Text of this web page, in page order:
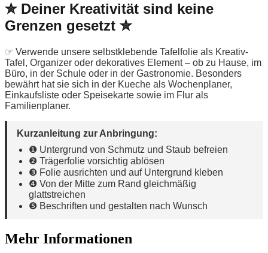
✮ Deiner Kreativität sind keine
Grenzen gesetzt ✮
☞ Verwende unsere selbstklebende Tafelfolie als Kreativ-
Tafel, Organizer oder dekoratives Element – ob zu Hause, im
Büro, in der Schule oder in der Gastronomie. Besonders
bewährt hat sie sich in der Kueche als Wochenplaner,
Einkaufsliste oder Speisekarte sowie im Flur als
Familienplaner.
Kurzanleitung zur Anbringung:
❶ Untergrund von Schmutz und Staub befreien
❷ Trägerfolie vorsichtig ablösen
❸ Folie ausrichten und auf Untergrund kleben
❹ Von der Mitte zum Rand gleichmäßig
glattstreichen
❺ Beschriften und gestalten nach Wunsch
Mehr Informationen